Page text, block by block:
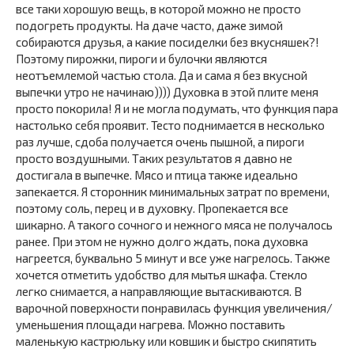
все таки хорошую вещь, в которой можно не просто
подогреть продукты. На даче часто, даже зимой
собираются друзья, а какие посиделки без вкусняшек?!
Поэтому пирожки, пироги и булочки являются
неотъемлемой частью стола. Да и сама я без вкусной
выпечки утро не начинаю)))) Духовка в этой плите меня
просто покорила! Я и не могла подумать, что функция пара
настолько себя проявит. Тесто поднимается в несколько
раз лучше, сдоба получается очень пышной, а пироги
просто воздушными. Таких результатов я давно не
достигала в выпечке. Мясо и птица также идеально
запекается. Я сторонник минимальных затрат по времени,
поэтому соль, перец и в духовку. Пропекается все
шикарно. А такого сочного и нежного мяса не получалось
ранее. При этом не нужно долго ждать, пока духовка
нагреется, буквально 5 минут и все уже нагрелось. Также
хочется отметить удобство для мытья шкафа. Стекло
легко снимается, а направляющие вытаскиваются. В
варочной поверхности понравилась функция увеличения/
уменьшения площади нагрева. Можно поставить
маленькую кастрюльку или ковшик и быстро скипятить